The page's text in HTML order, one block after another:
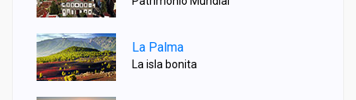
La Palma
La isla bonita